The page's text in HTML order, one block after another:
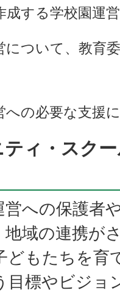
成する学校園運
ついて、教育
の必要な支援
ティ・スク
への保護者
地域の連携が
どもたちを育
目標やビジョ